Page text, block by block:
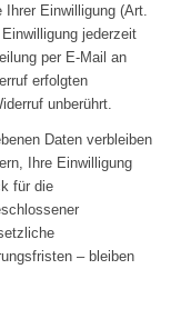
Einwilligung (Art.
jederzeit
per E-Mail an
erfolgten
unberührt.
Daten verbleiben
Ihre Einwilligung
für die
– bleiben